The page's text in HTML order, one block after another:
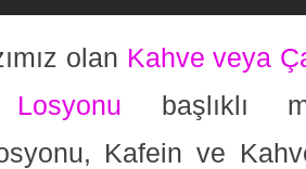
olan Kahve veya
başlıklı
Kafein ve